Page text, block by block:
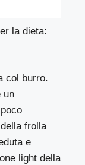
la dieta:
col burro.
un
frolla
e
light della